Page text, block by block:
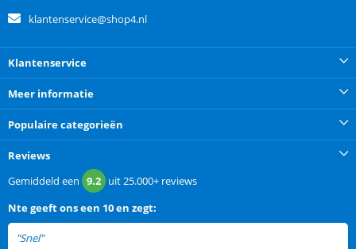
klantenservice@shop4.nl
Klantenservice
Meer informatie
Populaire categorieën
Reviews
Gemiddeld een 9.2 uit25.000+ reviews
Ntegeeft ons een 10 en zegt:
"Snel"